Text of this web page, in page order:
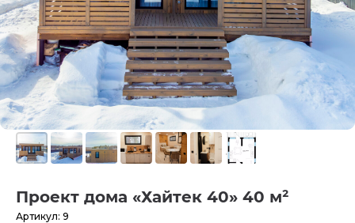
Проект дома «Хайтек 40» 40 м²
Артикул: 9